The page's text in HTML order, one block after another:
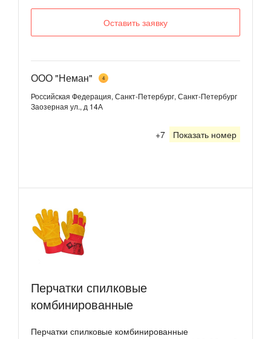
Оставить заявку
ООО "Неман" 4
Российская Федерация, Санкт-Петербург, Санкт-Петербург
Заозерная ул., д 14А
+7 Показать номер
Перчатки спилковые
комбинированные
Перчатки спилковые комбинированные